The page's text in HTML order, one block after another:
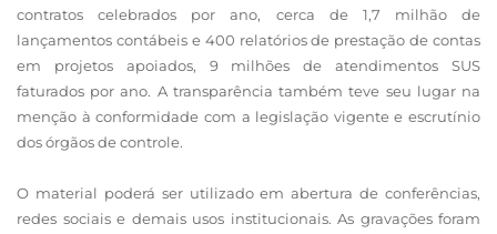
contratos celebrados por ano, cerca de 1,7 milhão de
lançamentos contábeis e 400 relatórios de prestação de contas
em projetos apoiados, 9 milhões de atendimentos SUS
faturados por ano. A transparência também teve seu lugar na
menção à conformidade com a legislação vigente e escrutínio
dos órgãos de controle.
O material poderá ser utilizado em abertura de conferências,
redes sociais e demais usos institucionais. As gravações foram